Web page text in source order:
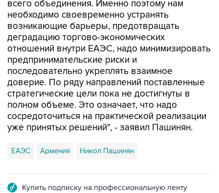
всего объединения. Именно поэтому нам
необходимо своевременно устранять
возникающие барьеры, предотвращать
деградацию торгово-экономических
отношений внутри ЕАЭС, надо минимизировать
предпринимательские риски и
последовательно укреплять взаимное
доверие. По ряду направлений поставленные
стратегические цели пока не достигнуты в
полном объеме. Это означает, что надо
сосредоточиться на практической реализации
уже принятых решений", - заявил Пашинян.
ЕАЭС Армения Никол Пашинян
Купить подписку на профессиональную ленту